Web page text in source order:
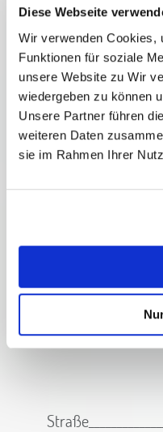
Diese Webseite
Wir verwenden Cookies,
Funktionen für soziale
unsere Website zu Wir
wiedergeben zu können
Unsere Partner führen
weiteren Daten
sie im Rahmen Ihrer
Einzelzimmer O
Name, Vorname